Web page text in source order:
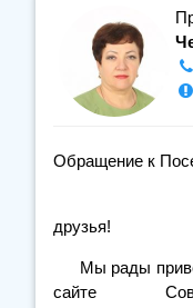
Обращение к
друзья!
Мы рады
сайте